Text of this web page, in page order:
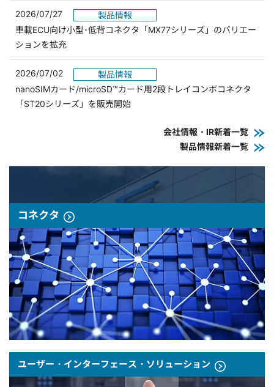
2026/07/27
製品情報
車載ECU向け小型･低背コネクタ「MX77シリーズ」のバリエー
ションを拡充
2026/07/02
製品情報
nanoSIMカード/microSD™カード用2段トレイコンボコネクタ
「ST20シリーズ」を販売開始
会社情報・IR新着一覧
製品情報新着一覧
コネクタ
ユーザー・インターフェース・ソリューション